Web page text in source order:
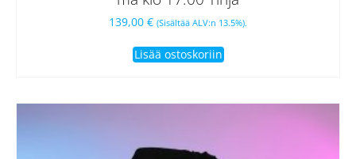
139,00 € (Sisältää ALV:n 13.5%).
Lisää ostoskoriin